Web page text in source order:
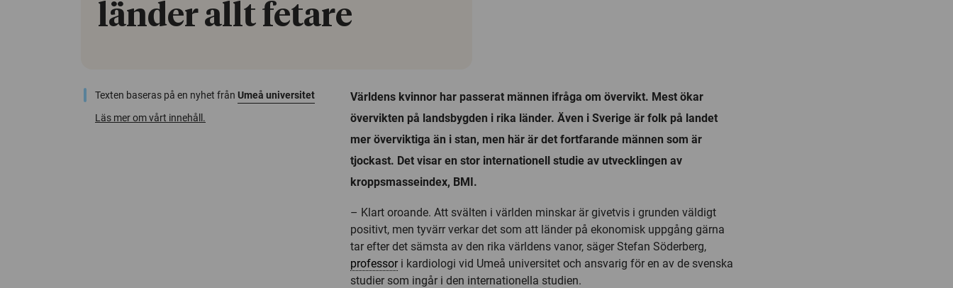
länder allt fetare
Texten baseras på en nyhet från Umeå universitet
Läs mer om vårt innehåll.
Världens kvinnor har passerat männen ifråga om övervikt. Mest ökar
övervikten på landsbygden i rika länder. Även i Sverige är folk på landet
mer överviktiga än i stan, men här är det fortfarande männen som är
tjockast. Det visar en stor internationell studie av utvecklingen av
kroppsmasseindex, BMI.
– Klart oroande. Att svälten i världen minskar är givetvis i grunden väldigt
positivt, men tyvärr verkar det som att länder på ekonomisk uppgång gärna
tar efter det sämsta av den rika världens vanor, säger Stefan Söderberg,
professori kardiologi vid Umeå universitet och ansvarig för en av de svenska
studier som ingår i den internationella studien.